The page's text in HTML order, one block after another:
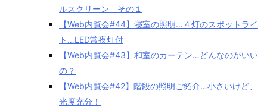
ルスクリーン その１
【Web内覧会#44】寝室の照明…４灯のスポットライ
ト…LED常夜灯付
【Web内覧会#43】和室のカーテン…どんなのがいい
の？
【Web内覧会#42】階段の照明ご紹介…小さいけど、
光度充分！